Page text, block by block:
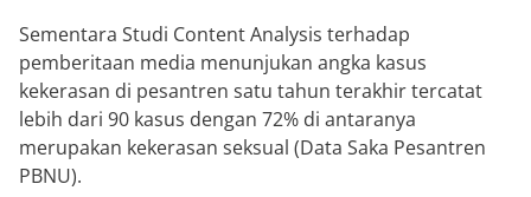
Sementara Studi Content Analysis terhadap
pemberitaan media menunjukan angka kasus
kekerasan di pesantren satu tahun terakhir tercatat
lebih dari 90 kasus dengan 72% di antaranya
merupakan kekerasan seksual (Data Saka Pesantren
PBNU).